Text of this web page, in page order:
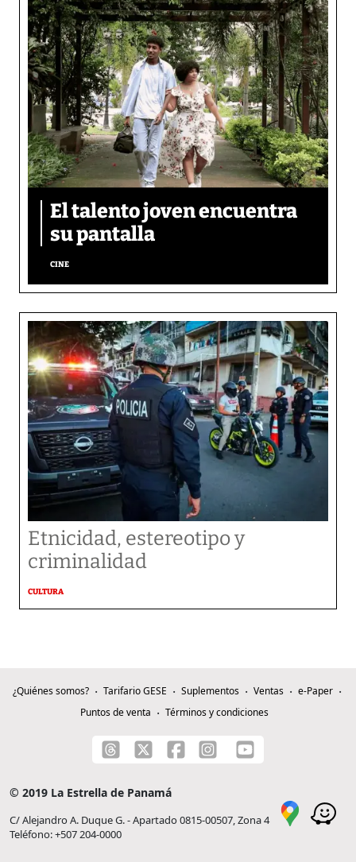
El talento joven encuentra
su pantalla​
CINE
Etnicidad, estereotipo y
criminalidad
CULTURA
¿Quiénes somos? Tarifario GESE Suplementos Ventas
e-Paper
Puntos de venta
Términos y condiciones
© 2019 La Estrella de Panamá
C/ Alejandro A. Duque G. - Apartado 0815-00507, Zona 4
Teléfono: +507 204-0000